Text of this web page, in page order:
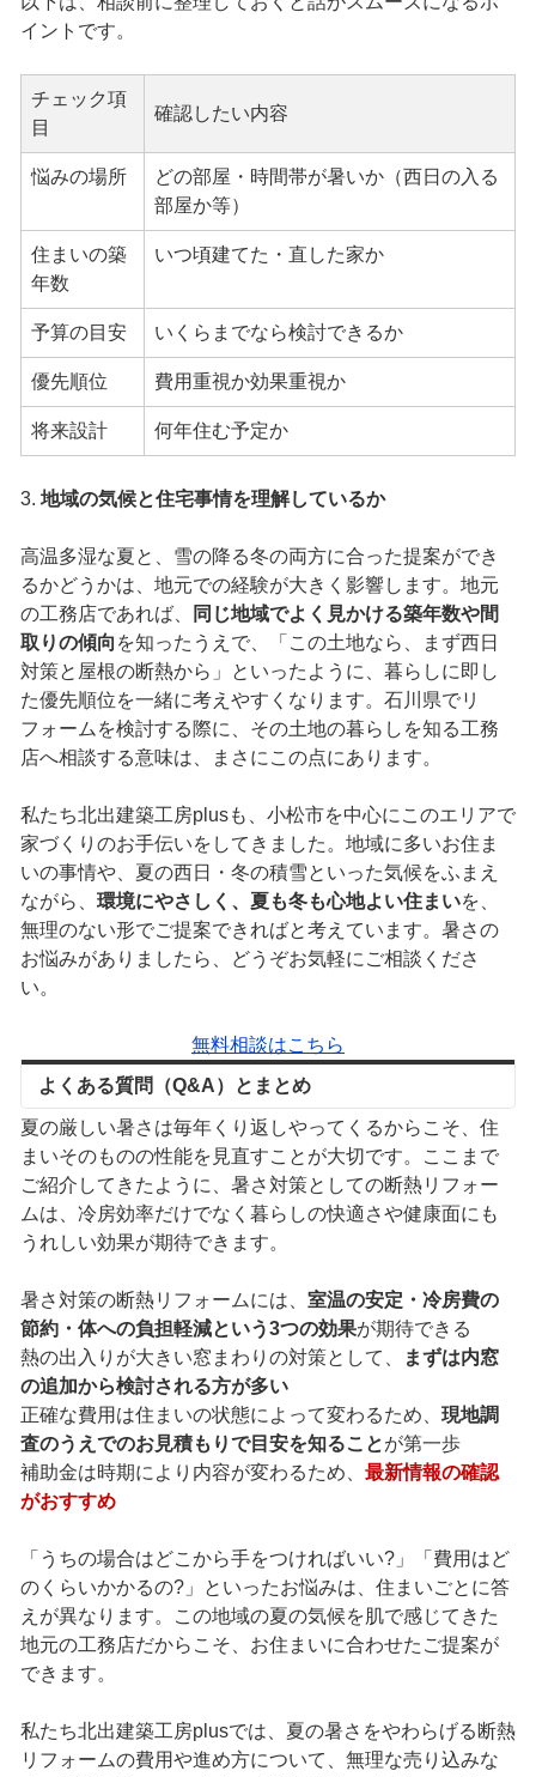
イントです。
チェック項
目
確認したい内容
悩みの場所
どの部屋・時間帯が暑いか（西日の入る
部屋か等）
住まいの築
年数
いつ頃建てた・直した家か
予算の目安 いくらまでなら検討できるか
優先順位 費用重視か効果重視か
将来設計 何年住む予定か
3. 地域の気候と住宅事情を理解しているか
高温多湿な夏と、雪の降る冬の両方に合った提案ができ
るかどうかは、地元での経験が大きく影響します。地元
の工務店であれば、
同じ地域でよく見かける築年数や間
取りの傾向 を知ったうえで、「この土地なら、まず西日
対策と屋根の断熱から」といったように、暮らしに即し
た優先順位を一緒に考えやすくなります。石川県でリ
フォームを検討する際に、その土地の暮らしを知る工務
店へ相談する意味は、まさにこの点にあります。
私たち北出建築工房plusも、小松市を中心にこのエリアで
家づくりのお手伝いをしてきました。地域に多いお住ま
いの事情や、夏の西日・冬の積雪といった気候をふまえ
ながら、 環境にやさしく、夏も冬も心地よい住まいを、
無理のない形でご提案できればと考えています。暑さの
お悩みがありましたら、どうぞお気軽にご相談くださ
い。
無料相談はこちら
よくある質問（Q&A）とまとめ
夏の厳しい暑さは毎年くり返しやってくるからこそ、住
まいそのものの性能を見直すことが大切です。ここまで
ご紹介してきたように、暑さ対策としての断熱リフォー
ムは、冷房効率だけでなく暮らしの快適さや健康面にも
うれしい効果が期待できます。
暑さ対策の断熱リフォームには、 室温の安定・冷房費の
節約・体への負担軽減という3つの効果が期待できる
熱の出入りが大きい窓まわりの対策として、
まずは内窓
の追加から検討される方が多い
正確な費用は住まいの状態によって変わるため、 現地調
査のうえでのお見積もりで目安を知ることが第一歩
補助金は時期により内容が変わるため、 最新情報の確認
がおすすめ
「うちの場合はどこから手をつければいい?」「費用はど
のくらいかかるの?」といったお悩みは、住まいごとに答
えが異なります。この地域の夏の気候を肌で感じてきた
地元の工務店だからこそ、お住まいに合わせたご提案が
できます。
私たち北出建築工房plusでは、夏の暑さをやわらげる断熱
リフォームの費用や進め方について、無理な売り込みな